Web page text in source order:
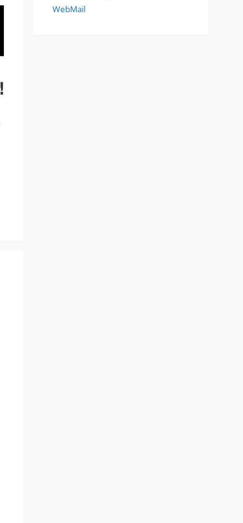
WebMail